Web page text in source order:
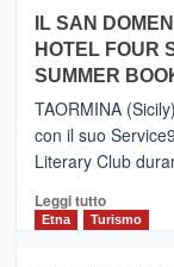
da
Neos
ETNEO
–
Meta
turistica
secondo
dati
di
IL SAN
HOTEL FOUR
SUMMER
TAORMINA
con il suo
Literary Club
Leggi tuttoLeggi
di
Etna Turismo